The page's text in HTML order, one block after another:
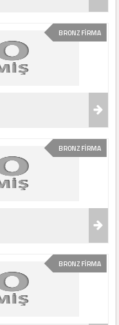
BRONZ FİRMA
BRONZ FİRMA
BRONZ FİRMA